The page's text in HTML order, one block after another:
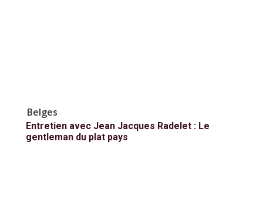
Belges
Entretien avec Jean Jacques Radelet : Le
gentleman du plat pays